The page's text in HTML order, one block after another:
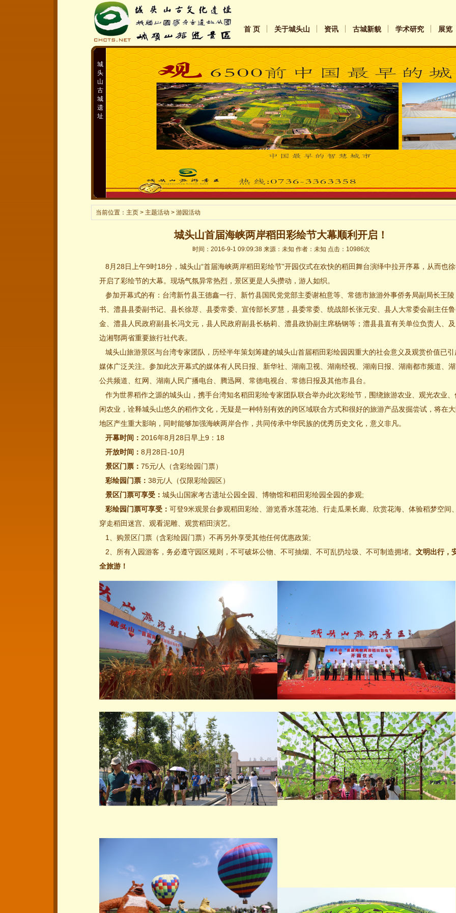
首 页 关于城头山 资讯 古城新貌 学术研究 展览
城
头
山
古
城
遗
址
当前位置： 主页 > 主题活动 > 游园活动
城头山首届海峡两岸稻田彩绘节大幕顺利开启！
时间：2016-9-1 09:09:38 来源：未知 作者：未知 点击：10986次
8月28日上午9时18分，城头山“首届海峡两岸稻田彩绘节”开园仪式在欢快的稻田舞台演绎中拉开序幕，从而也
开启了彩绘节的大幕。现场气氛异常热烈，景区更是人头攒动，游人如织。
参加开幕式的有：台湾新竹县王德鑫一行、新竹县国民党党部主委谢柏意等、常德市旅游外事侨务局副局长王陵
书、澧县县委副书记、县长徐荩、县委常委、宣传部长罗慧，县委常委、统战部长张元安、县人大常委会副主任
金、澧县人民政府副县长冯文元，县人民政府副县长杨莉、澧县政协副主席杨钢等；澧县县直有关单位负责人、
边湘鄂两省重要旅行社代表。
城头山旅游景区与台湾专家团队，历经半年策划筹建的城头山首届稻田彩绘园因重大的社会意义及观赏价值已引
媒体广泛关注。参加此次开幕式的媒体有人民日报、新华社、湖南卫视、湖南经视、湖南日报、湖南都市频道、
公共频道、红网、湖南人民广播电台、腾迅网、常德电视台、常德日报及其他市县台。
作为世界稻作之源的城头山，携手台湾知名稻田彩绘专家团队联合举办此次彩绘节，围绕旅游农业、观光农业、
闲农业，诠释城头山悠久的稻作文化，无疑是一种特别有效的跨区域联合方式和很好的旅游产品发掘尝试，将在
地区产生重大影响，同时能够加强海峡两岸合作，共同传承中华民族的优秀历史文化，意义非凡。
开幕时间： 2016年8月28日早上9：18
开放时间： 8月28日-10月
景区门票： 75元/人（含彩绘园门票）
彩绘园门票： 38元/人（仅限彩绘园区）
景区门票可享受： 城头山国家考古遗址公园全园、博物馆和稻田彩绘园全园的参观;
彩绘园门票可享受： 可登9米观景台参观稻田彩绘、游览香水莲花池、行走瓜果长廊、欣赏花海、体验稻梦空间
穿走稻田迷宫、观看泥雕、观赏稻田演艺。
1、购景区门票（含彩绘园门票）不再另外享受其他任何优惠政策;
2、所有入园游客，务必遵守园区规则，不可破坏公物、不可抽烟、不可乱扔垃圾、不可制造拥堵。 文明出行，
全旅游！